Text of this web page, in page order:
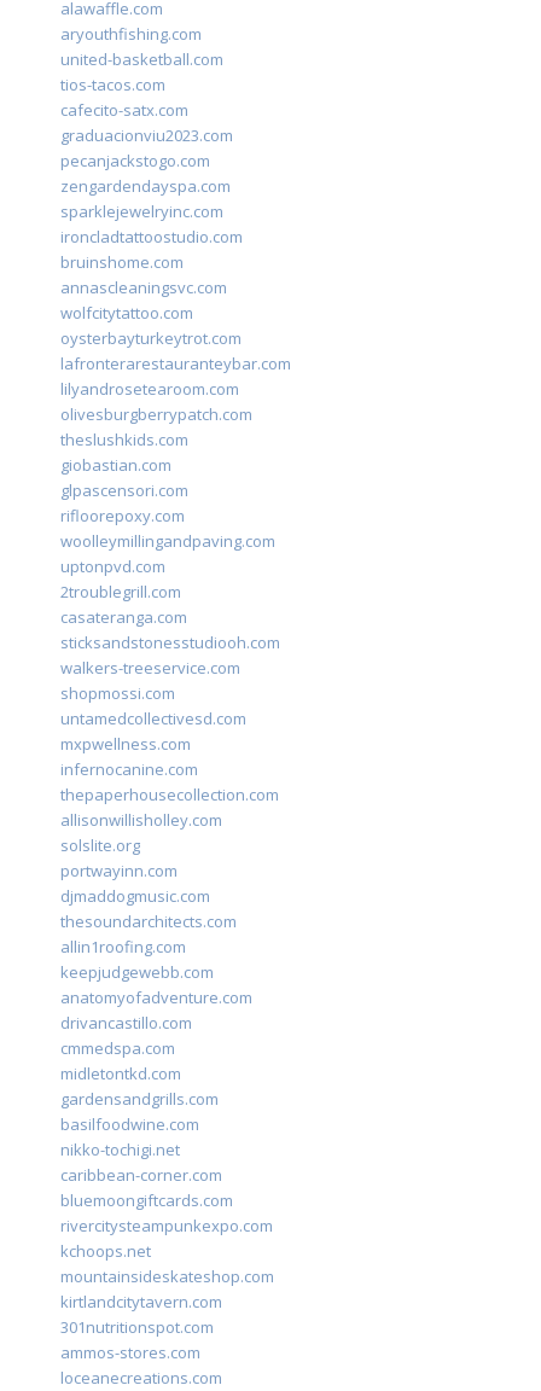
alawaffle.com
aryouthfishing.com
united-basketball.com
tios-tacos.com
cafecito-satx.com
graduacionviu2023.com
pecanjackstogo.com
zengardendayspa.com
sparklejewelryinc.com
ironcladtattoostudio.com
bruinshome.com
annascleaningsvc.com
wolfcitytattoo.com
oysterbayturkeytrot.com
lafronterarestauranteybar.com
lilyandrosetearoom.com
olivesburgberrypatch.com
theslushkids.com
giobastian.com
glpascensori.com
rifloorepoxy.com
woolleymillingandpaving.com
uptonpvd.com
2troublegrill.com
casateranga.com
sticksandstonesstudiooh.com
walkers-treeservice.com
shopmossi.com
untamedcollectivesd.com
mxpwellness.com
infernocanine.com
thepaperhousecollection.com
allisonwillisholley.com
solslite.org
portwayinn.com
djmaddogmusic.com
thesoundarchitects.com
allin1roofing.com
keepjudgewebb.com
anatomyofadventure.com
drivancastillo.com
cmmedspa.com
midletontkd.com
gardensandgrills.com
basilfoodwine.com
nikko-tochigi.net
caribbean-corner.com
bluemoongiftcards.com
rivercitysteampunkexpo.com
kchoops.net
mountainsideskateshop.com
kirtlandcitytavern.com
301nutritionspot.com
ammos-stores.com
loceanecreations.com